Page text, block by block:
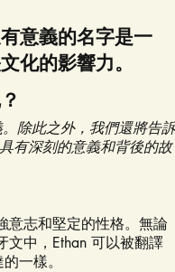
意義的名字是一
化的影響力。
除此之外，我們還將告訴
有深刻的意義和背後的故
意志和堅定的性格。無論
文中，Ethan 可以被翻譯
一樣。